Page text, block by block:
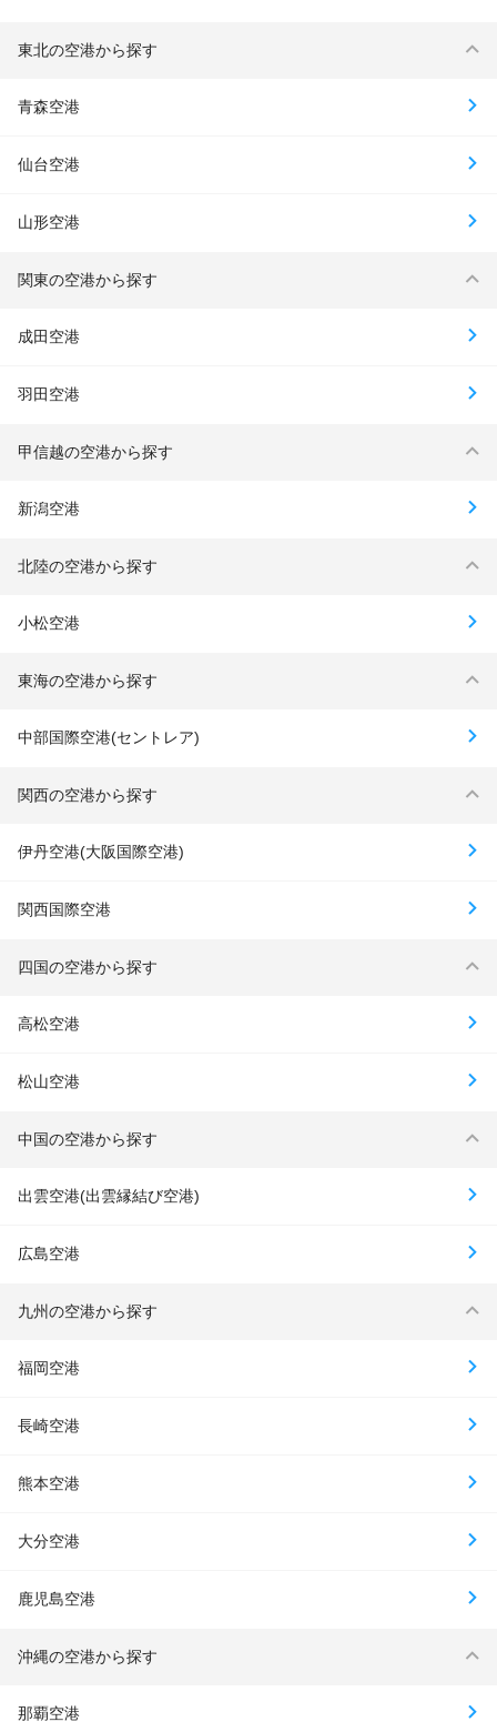
東北の空港から探す
青森空港
仙台空港
山形空港
関東の空港から探す
成田空港
羽田空港
甲信越の空港から探す
新潟空港
北陸の空港から探す
小松空港
東海の空港から探す
中部国際空港(セントレア)
関西の空港から探す
伊丹空港(大阪国際空港)
関西国際空港
四国の空港から探す
高松空港
松山空港
中国の空港から探す
出雲空港(出雲縁結び空港)
広島空港
九州の空港から探す
福岡空港
長崎空港
熊本空港
大分空港
鹿児島空港
沖縄の空港から探す
那覇空港